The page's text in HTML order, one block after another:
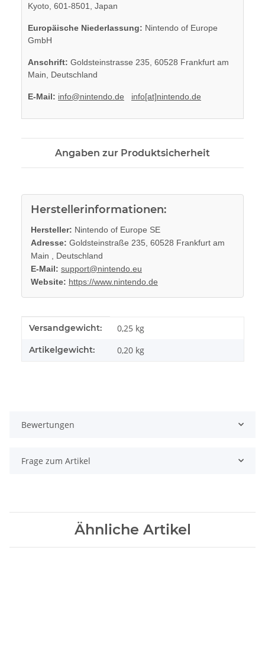
Kyoto, 601-8501, Japan
Europäische Niederlassung: Nintendo of Europe
GmbH
Anschrift: Goldsteinstrasse 235, 60528 Frankfurt am
Main, Deutschland
E-Mail: info@nintendo.de info[at]nintendo.de
Angaben zur Produktsicherheit
Herstellerinformationen:
Hersteller: Nintendo of Europe SE
Adresse: Goldsteinstraße 235, 60528 Frankfurt am
Main , Deutschland
E-Mail: support@nintendo.eu
Website: https://www.nintendo.de
Produkteigenschaft
Wert
Versandgewicht: 0,25 kg
Artikelgewicht: 0,20 kg
Bewertungen
Frage zum Artikel
Ähnliche Artikel